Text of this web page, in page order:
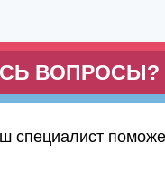
ВОПРОСЫ?
специалист